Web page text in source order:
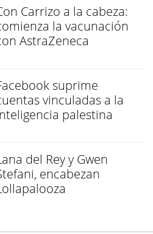
Carrizo a la cabeza:
la vacunación
AstraZeneca
suprime
vinculadas a la
palestina
del Rey y Gwen
encabezan